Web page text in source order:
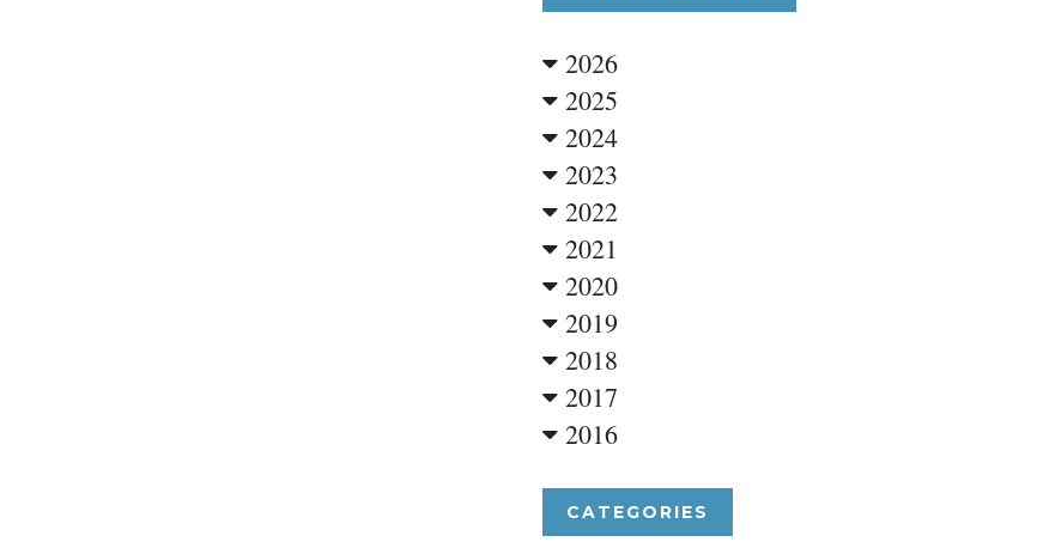
2026
2025
2024
2023
2022
2021
2020
2019
2018
2017
2016
CATEGORIES